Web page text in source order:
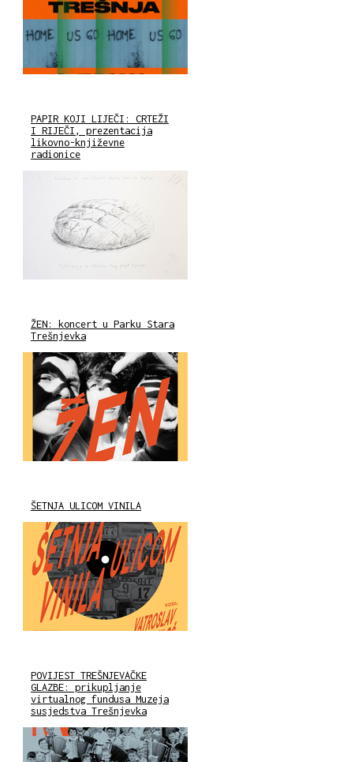
PAPIR KOJI LIJEČI: CRTEŽI
I RIJEČI, prezentacija
likovno-književne
radionice
ŽEN: koncert u Parku Stara
Trešnjevka
ŠETNJA ULICOM VINILA
POVIJEST TREŠNJEVAČKE
GLAZBE: prikupljanje
virtualnog fundusa Muzeja
susjedstva Trešnjevka